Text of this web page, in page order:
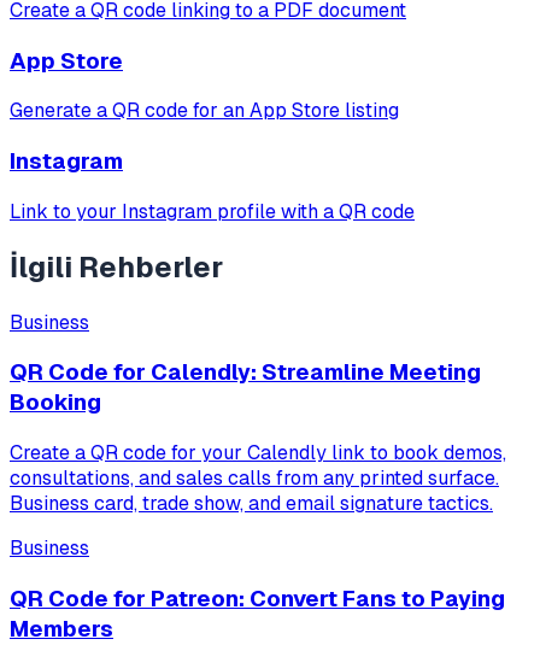
Create a QR code linking to a PDF document
App Store
Generate a QR code for an App Store listing
Instagram
Link to your Instagram profile with a QR code
İlgili Rehberler
Business
QR Code for Calendly: Streamline Meeting
Booking
Create a QR code for your Calendly link to book demos,
consultations, and sales calls from any printed surface.
Business card, trade show, and email signature tactics.
Business
QR Code for Patreon: Convert Fans to Paying
Members